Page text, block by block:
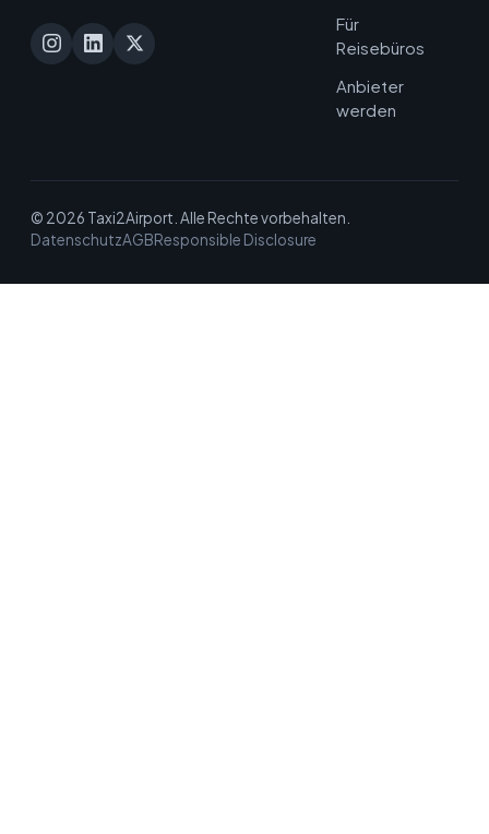
Für
Reisebüros
Anbieter
werden
© 2026 Taxi2Airport. Alle Rechte vorbehalten.
DatenschutzAGBResponsible Disclosure